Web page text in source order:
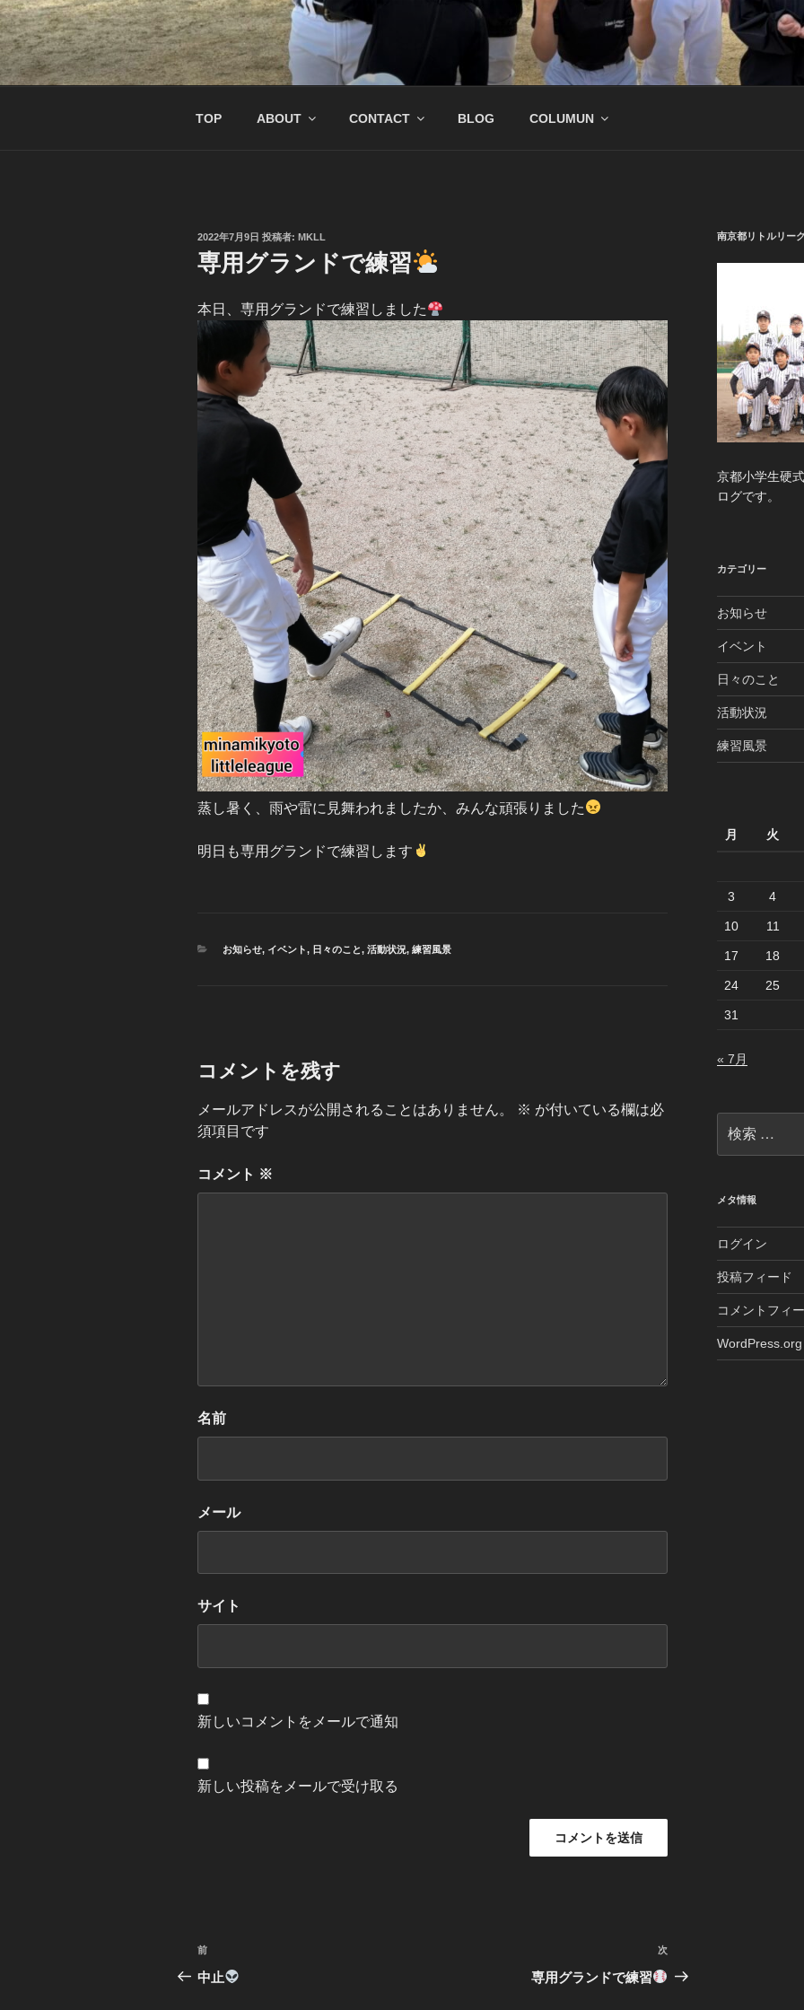
コ
ン
テ
ン
南京都リトル公式サイト
リトル関西連盟所属の少年硬式野球チーム
TOP ABOUT CONTACT BLOG COLUMUN
投
稿
日:
2022年7月9日 投稿者: MKLL
専用グランドで練習
本日、専用グランドで練習しました
蒸し暑く、雨や雷に見舞われましたか、みんな頑張りました
明日も専用グランドで練習します
カ
お知らせ, イベント, 日々のこと, 活動状況, 練習風景
コメントを残す
メールアドレスが公開されることはありません。 ※ が付いている欄は必
須項目です
コメント ※
名前
メール
サイト
新しいコメントをメールで通知
新しい投稿をメールで受け取る
投
稿
過
去
前
中止
次
の
次
専用グランドで練習
南京都リトルリー
京都小学生硬
ログです。
カテゴリー
お知らせ
イベント
日々のこと
活動状況
練習風景
月 火
3 4
10 11
17 18
24 25
31
« 7月
索:
メタ情報
ログイン
投稿フィード
コメントフィ
WordPress.org